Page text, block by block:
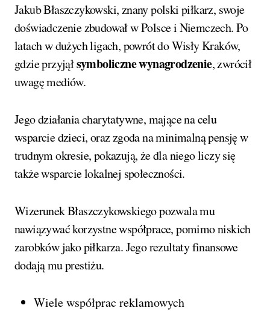
Jakub Błaszczykowski, znany polski piłkarz, swoje
doświadczenie zbudował w Polsce i Niemczech. Po
latach w dużych ligach, powrót do Wisły Kraków,
gdzie przyjąłsymboliczne wynagrodzenie, zwrócił
uwagę mediów.
Jego działania charytatywne, mające na celu
wsparcie dzieci, oraz zgoda na minimalną pensję w
trudnym okresie, pokazują, że dla niego liczy się
także wsparcie lokalnej społeczności.
Wizerunek Błaszczykowskiego pozwala mu
nawiązywać korzystne współprace, pomimo niskich
zarobków jako piłkarza. Jego rezultaty finansowe
dodają mu prestiżu.
Wiele współprac reklamowych